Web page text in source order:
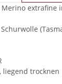
extrafine
liegend trocknen